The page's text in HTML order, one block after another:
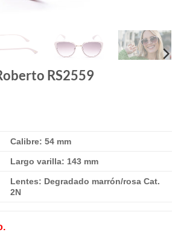
RS2559
Calibre: 54 mm
Largo varilla: 143 mm
Lentes: Degradado marrón/rosa Cat.
2N